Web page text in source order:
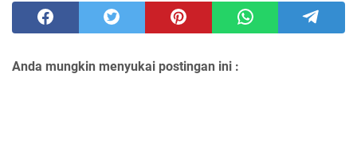
Anda mungkin menyukai postingan ini :